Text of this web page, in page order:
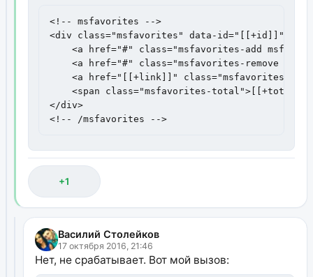
<!-- msfavorites -->
<div class="msfavorites" data-id="[[+id]]"
<a href="#" class="msfavorites-add
<a href="#" class="msfavorites-remove
<a href="[[+link]]" class="msfavorites-
<span class="msfavorites-
</div>
<!-- /msfavorites -->
+1
Василий Столейков
17 октября 2016, 21:46
Нет, не срабатывает. Вот мой вызов: